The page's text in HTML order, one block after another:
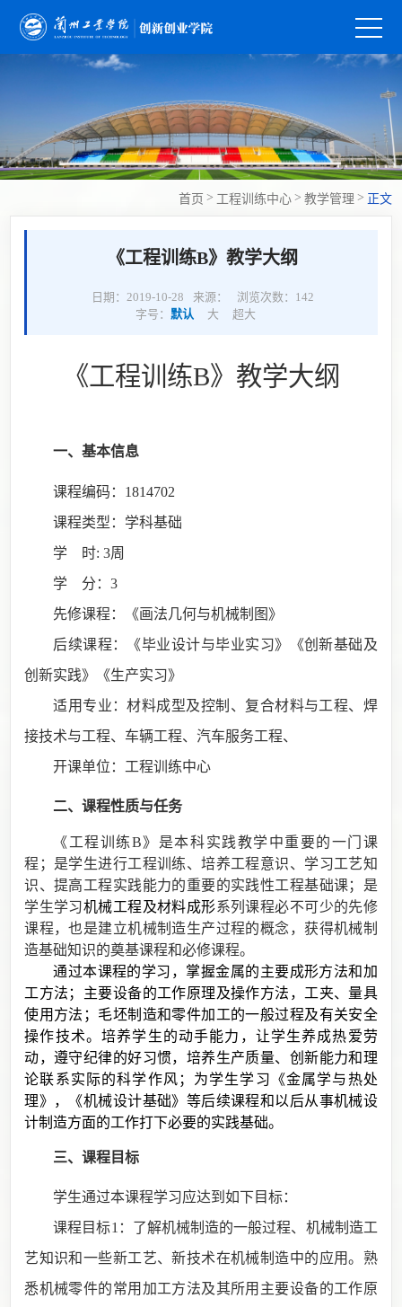
首页 > 工程训练中心 > 教学管理 > 正文
《工程训练B》教学大纲
日期：2019-10-28 来源： 浏览次数： 142
字号： 默认 大 超大
《工程训练B》教学大纲
一、基本信息
课程编码： 1814702
课程类型：学科基础
学
时: 3周
学
分：3
先修课程：《画法几何与机械制图》
后续课程：《毕业设计与毕业实习》《创新基础及
创新实践》《生产实习》
适用专业：材料成型及控制、复合材料与工程、焊
接技术与工程、车辆工程、汽车服务工程、
开课单位：工程训练中心
二、课程性质与任务
《工程训练B》是本科实践教学中重要的一门课
程；是学生进行工程训练、培养工程意识、学习工艺知
识、提高工程实践能力的重要的实践性工程基础课；是
学生学习机械工程及材料成形系列课程必不可少的先修
课程，也是建立机械制造生产过程的概念，获得机械制
造基础知识的奠基课程和必修课程。
通过本课程的学习，掌握金属的主要成形方法和加
工方法；主要设备的工作原理及操作方法 ，工夹、量具
使用方法；毛坯制造和零件加工的一般过程及有关安全
操作技术。培养学生的动手能力 ， 让学生养成热爱劳
动，遵守纪律的好习惯，培养生产质量、创新能力和理
论联系实际的科学作风；为学生学习《金属学与热处
理》，《机械设计基础》等后续课程和以后从事机械设
计制造方面的工作打下必要的实践基础。
三、课程目标
学生通过本课程学习应达到如下目标：
课程目标1： 了解机械制造的一般过程、机械制造工
艺知识和一些新工艺、新技术在机械制造中的应用。熟
悉机械零件的常用加工方法及其所用主要设备的工作原